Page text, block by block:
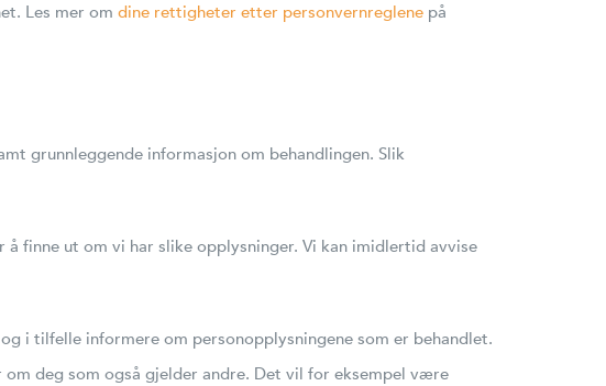
Les mer om dine rettigheter etter personvernreglene på
grunnleggende informasjon om behandlingen. Slik
finne ut om vi har slike opplysninger. Vi kan imidlertid avvise
i tilfelle informere om personopplysningene som er behandlet.
deg som også gjelder andre. Det vil for eksempel være